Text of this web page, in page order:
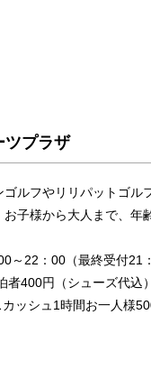
ツプラザ
ゴルフやリリパットゴル
お子様から大人まで、
～22：00（最終受付21
者400円（シューズ代
ッシュ1時間お一人様